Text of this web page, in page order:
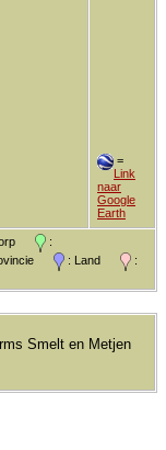
=
Link
naar
Google
Earth
:
: Land
:
Smelt en Metjen